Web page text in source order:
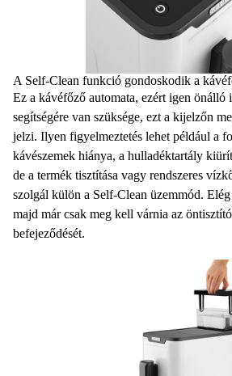
A Self-Clean funkció gondoskodik a
Ez a kávéfőző automata, ezért igen önálló
segítségére van szüksége, ezt a kijelzőn
jelzi. Ilyen figyelmeztetés lehet például a
kávészemek hiánya, a hulladéktartály
de a termék tisztítása vagy rendszeres
szolgál külön a Self-Clean üzemmód.
majd már csak meg kell várnia az
befejeződését.